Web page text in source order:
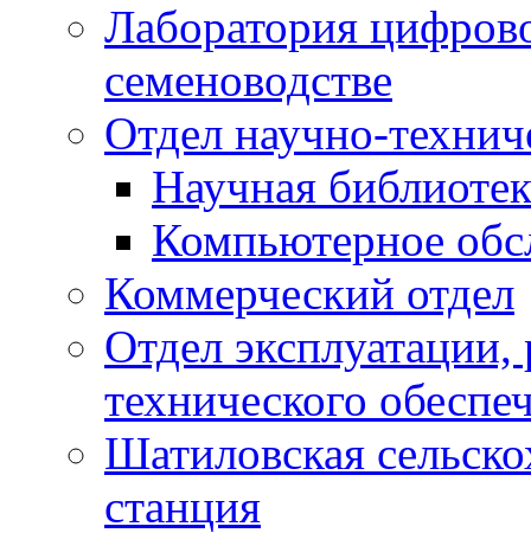
Лаборатория
семеноводстве
Отдел научно-
Научная
Компьютерное
Коммерческий отдел
Отдел
технического
Шатиловская
станция